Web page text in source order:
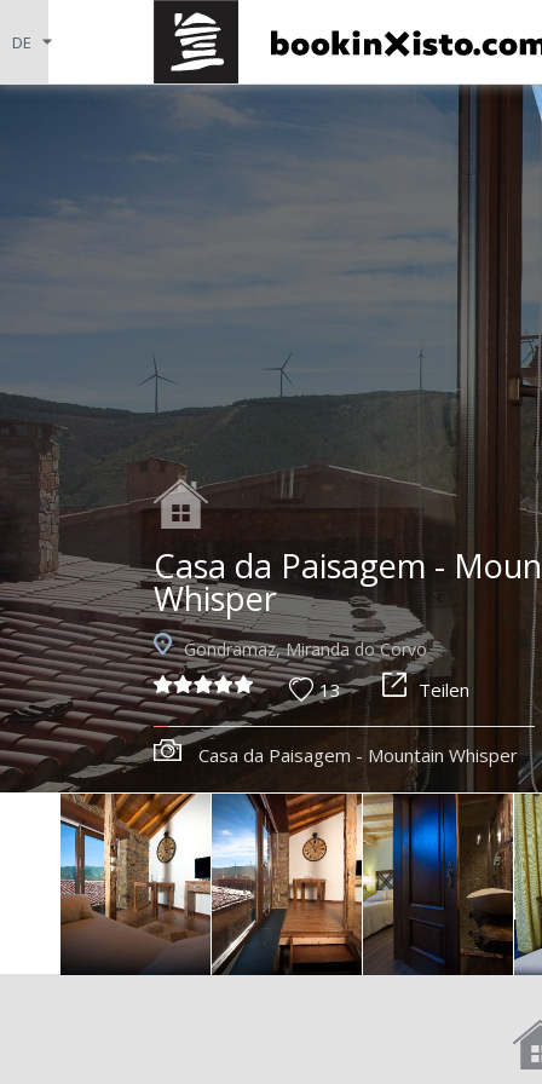
Casa da Paisagem -
Whisper
Gondramaz, Miranda do Corvo
13 Teilen
Casa da Paisagem - Mountain Whisper